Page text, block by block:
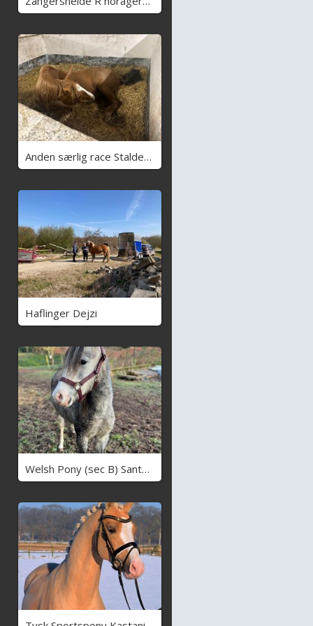
Anden særlig race Stalden's Mackenzie
Haflinger Dejzi
Welsh Pony (sec B) Santana